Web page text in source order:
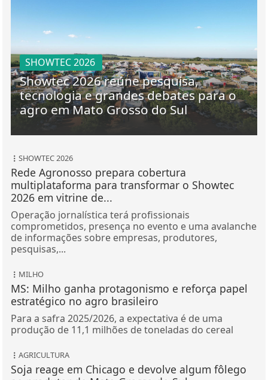
SHOWTEC 2026
Showtec 2026 reúne pesquisa,
tecnologia e grandes debates para o
agro em Mato Grosso do Sul
Rede Agronosso prepara cobertura
multiplataforma para transformar o Showtec
2026 em vitrine de...
Operação jornalística terá profissionais
comprometidos, presença no evento e uma avalanche
de informações sobre empresas, produtores,
pesquisas,...
MS: Milho ganha protagonismo e reforça papel
estratégico no agro brasileiro
Para a safra 2025/2026, a expectativa é de uma
produção de 11,1 milhões de toneladas do cereal
Soja reage em Chicago e devolve algum fôlego
ao produtor de Mato Grosso do Sul